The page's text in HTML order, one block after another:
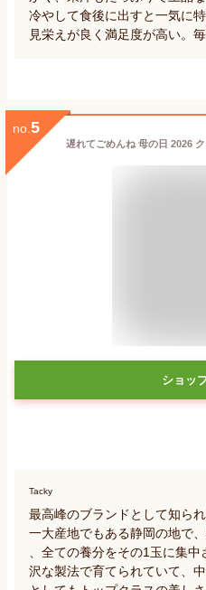
冷やして食後に出すと一気に
見栄えが良く満足度が高い。
no. 5
ショッ
Tacky
最高峰のブランドとして知ら
一大産地でもある静岡の地で
、全ての養分をその1玉に集
沢な製法で育てられていて、